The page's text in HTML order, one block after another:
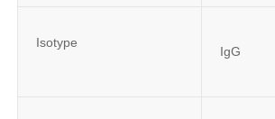
Isotype
IgG